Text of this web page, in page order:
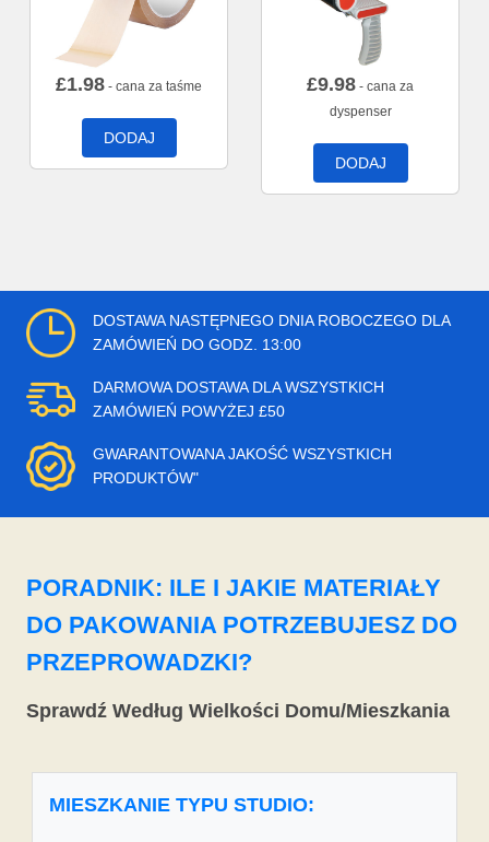
£1.98 - cana za taśme
DODAJ
£9.98 - cana za
dyspenser
DODAJ
DOSTAWA NASTĘPNEGO DNIA ROBOCZEGO DLA
ZAMÓWIEŃ DO GODZ. 13:00
DARMOWA DOSTAWA DLA WSZYSTKICH
ZAMÓWIEŃ POWYŻEJ £50
GWARANTOWANA JAKOŚĆ WSZYSTKICH
PRODUKTÓW"
PORADNIK: ILE I JAKIE MATERIAŁY
DO PAKOWANIA POTRZEBUJESZ DO
PRZEPROWADZKI?
Sprawdź Według Wielkości Domu/Mieszkania
MIESZKANIE TYPU STUDIO: